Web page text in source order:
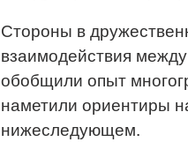
Стороны в
взаимодействия
обобщили опыт
наметили ориентиры
нижеследующем.